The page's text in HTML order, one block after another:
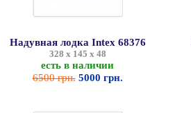
Надувная лодка Intex 68376
328 х 145 х 48
есть в наличии
6500 грн. 5000 грн.